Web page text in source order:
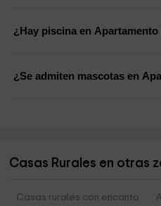
¿Hay piscina en Apartamento
¿Se admiten mascotas en
Casas Rurales en otras
Casas rurales con encanto